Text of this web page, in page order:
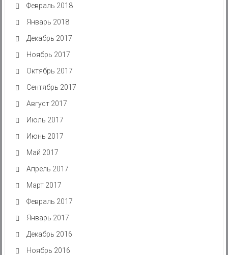
Февраль 2018
Январь 2018
Декабрь 2017
Ноябрь 2017
Октябрь 2017
Сентябрь 2017
Август 2017
Июль 2017
Июнь 2017
Май 2017
Апрель 2017
Март 2017
Февраль 2017
Январь 2017
Декабрь 2016
Ноябрь 2016